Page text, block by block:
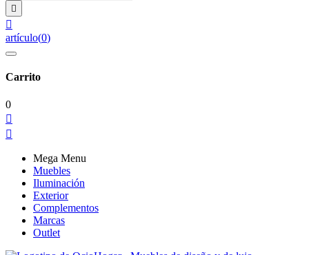


artículo(0)
Carrito
0


Mega Menu
Muebles
Iluminación
Exterior
Complementos
Marcas
Outlet